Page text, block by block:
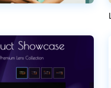
Bu şablonu kullanın